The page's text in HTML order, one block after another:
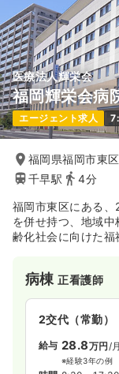
医療法人輝栄会
福岡輝栄会病
エージェント求人
福岡県福岡市東
千早駅
4分
福岡市東区にある
を併せ持つ、地域
齢化社会に向けた福
設・設備がきれいで
病棟正看護師
2交代（常勤）
給与 28.8万円/月
※経験3年の例